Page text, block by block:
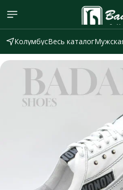
КолумбусВесь каталог